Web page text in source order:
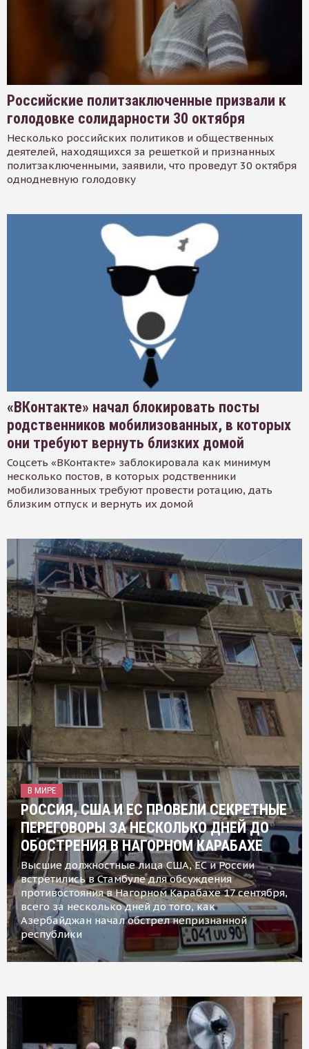
Российские политзаключенные призвали к
голодовке солидарности 30 октября
Несколько российских политиков и общественных
деятелей, находящихся за решеткой и признанных
политзаключенными, заявили, что проведут 30 октября
однодневную голодовку
«ВКонтакте» начал блокировать посты
родственников мобилизованных, в которых
они требуют вернуть близких домой
Соцсеть «ВКонтакте» заблокировала как минимум
несколько постов, в которых родственники
мобилизованных требуют провести ротацию, дать
близким отпуск и вернуть их домой
В МИРЕ
РОССИЯ, США И ЕС ПРОВЕЛИ СЕКРЕТНЫЕ
ПЕРЕГОВОРЫ ЗА НЕСКОЛЬКО ДНЕЙ ДО
ОБОСТРЕНИЯ В НАГОРНОМ КАРАБАХЕ
Высшие должностные лица США, ЕС и России
встретились в Стамбуле для обсуждения
противостояния в Нагорном Карабахе 17 сентября,
всего за несколько дней до того, как
Азербайджан начал обстрел непризнанной
республики